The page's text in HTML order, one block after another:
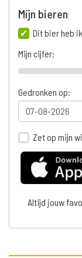
Mijn bieren
Dit bier heb
Mijn cijfer:
Gedronken op:
Zet op mijn
Altijd jouw